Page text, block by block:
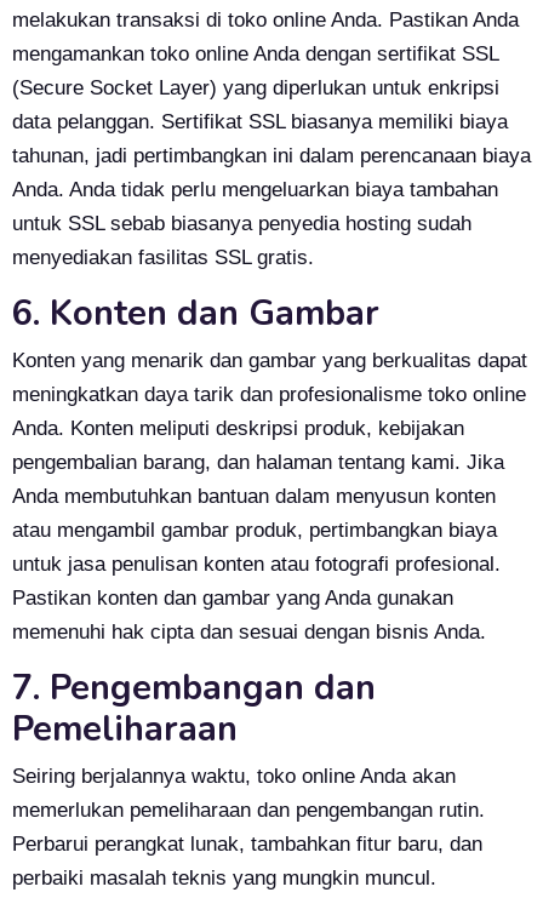
melakukan transaksi di toko online Anda. Pastikan Anda
mengamankan toko online Anda dengan sertifikat SSL
(Secure Socket Layer) yang diperlukan untuk enkripsi
data pelanggan. Sertifikat SSL biasanya memiliki biaya
tahunan, jadi pertimbangkan ini dalam perencanaan biaya
Anda. Anda tidak perlu mengeluarkan biaya tambahan
untuk SSL sebab biasanya penyedia hosting sudah
menyediakan fasilitas SSL gratis.
6. Konten dan Gambar
Konten yang menarik dan gambar yang berkualitas dapat
meningkatkan daya tarik dan profesionalisme toko online
Anda. Konten meliputi deskripsi produk, kebijakan
pengembalian barang, dan halaman tentang kami. Jika
Anda membutuhkan bantuan dalam menyusun konten
atau mengambil gambar produk, pertimbangkan biaya
untuk jasa penulisan konten atau fotografi profesional.
Pastikan konten dan gambar yang Anda gunakan
memenuhi hak cipta dan sesuai dengan bisnis Anda.
7. Pengembangan dan
Pemeliharaan
Seiring berjalannya waktu, toko online Anda akan
memerlukan pemeliharaan dan pengembangan rutin.
Perbarui perangkat lunak, tambahkan fitur baru, dan
perbaiki masalah teknis yang mungkin muncul.